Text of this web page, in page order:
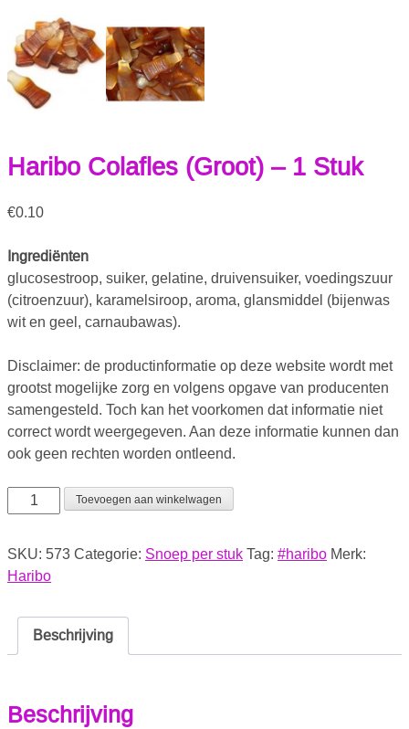
Haribo Colafles (Groot) – 1 Stuk
€0.10
Ingrediënten
glucosestroop, suiker, gelatine, druivensuiker, voedingszuur
(citroenzuur), karamelsiroop, aroma, glansmiddel (bijenwas
wit en geel, carnaubawas).
Disclaimer: de productinformatie op deze website wordt met
grootst mogelijke zorg en volgens opgave van producenten
samengesteld. Toch kan het voorkomen dat informatie niet
correct wordt weergegeven. Aan deze informatie kunnen dan
ook geen rechten worden ontleend.
Toevoegen aan winkelwagen
SKU: 573 Categorie: Snoep per stuk Tag: #haribo Merk:
Haribo
Beschrijving
Beschrijving